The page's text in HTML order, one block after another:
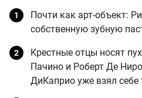
Почти как арт-объект:
собственную зубную
Крестные отцы носят
Пачино и Роберт Де
ДиКаприо уже взял себе